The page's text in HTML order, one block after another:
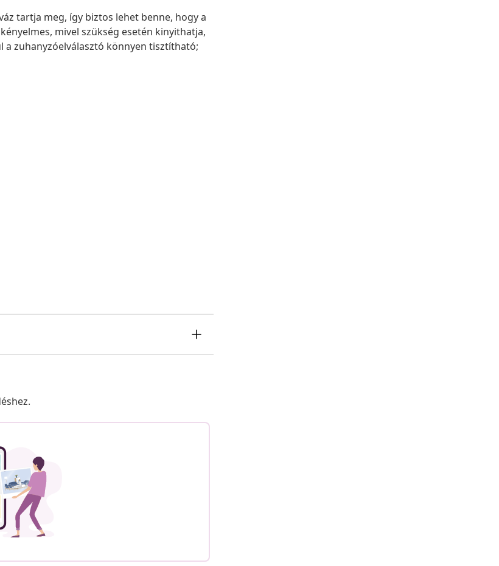
tartja meg, így biztos lehet benne, hogy a
mivel szükség esetén kinyithatja,
a zuhanyzóelválasztó könnyen tisztítható;